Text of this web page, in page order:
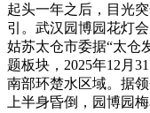
起头一年之后，目光
引。武汉园博园花灯
姑苏太仓市委据“太仓
题板块，2025年12月
南部环楚水区域。据
上半身昏倒，园博园